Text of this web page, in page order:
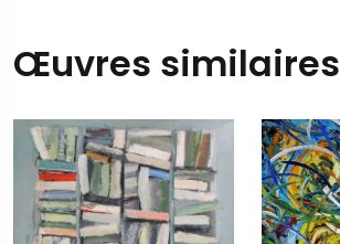
Œuvres similaires